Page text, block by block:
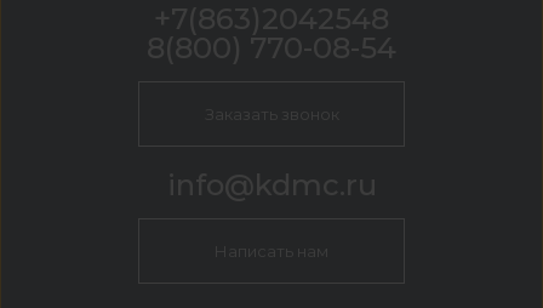
+7(863)2042548
8(800) 770-08-54
Заказать звонок
info@kdmc.ru
Написать нам